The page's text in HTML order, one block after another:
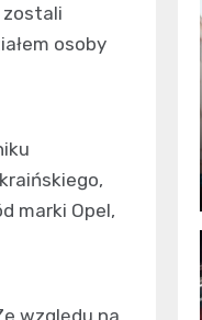
zostali
osoby
marki Opel,
względu na